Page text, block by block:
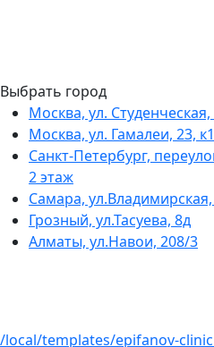
Выбрать город
Москва, ул. Студенческая,
Москва, ул. Гамалеи, 23, к1
Санкт-Петербург,
2 этаж
Самара,
Грозный, ул.Тасуева, 8д
Алматы, ул.Навои, 208/3
/local/templates/epifanov-clinic